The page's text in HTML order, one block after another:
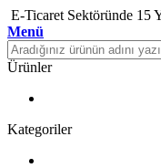
E-Ticaret Sektöründe 15
Menü
Ürünler
Kategoriler